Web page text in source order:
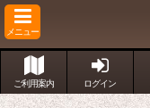
メニュー
ご利用案内 ログイン